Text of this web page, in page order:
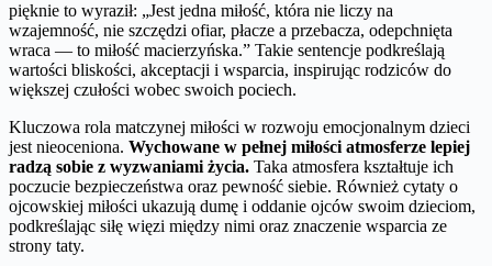
pięknie to wyraził: „Jest jedna miłość, która nie liczy na
wzajemność, nie szczędzi ofiar, płacze a przebacza, odepchnięta
wraca — to miłość macierzyńska.” Takie sentencje podkreślają
wartości bliskości, akceptacji i wsparcia, inspirując rodziców do
większej czułości wobec swoich pociech.
Kluczowa rola matczynej miłości w rozwoju emocjonalnym dzieci
jest nieoceniona. Wychowane w pełnej miłości atmosferze lepiej
radzą sobie z wyzwaniami życia. Taka atmosfera kształtuje ich
poczucie bezpieczeństwa oraz pewność siebie. Również cytaty o
ojcowskiej miłości ukazują dumę i oddanie ojców swoim dzieciom,
podkreślając siłę więzi między nimi oraz znaczenie wsparcia ze
strony taty.